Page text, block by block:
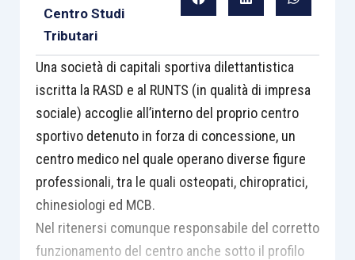
Centro Studi
Tributari
Una società di capitali sportiva dilettantistica
iscritta la RASD e al RUNTS (in qualità di impresa
sociale) accoglie all’interno del proprio centro
sportivo detenuto in forza di concessione, un
centro medico nel quale operano diverse figure
professionali, tra le quali osteopati, chiropratici,
chinesiologi ed MCB.
Nel ritenersi comunque responsabile del corretto
funzionamento del centro anche sotto il profilo